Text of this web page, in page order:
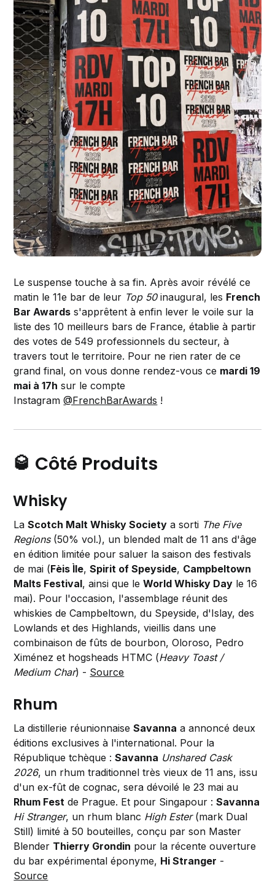
Le suspense touche à sa fin. Après avoir révélé ce
matin le 11e bar de leur Top 50inaugural, les French
Bar Awards s'apprêtent à enfin lever le voile sur la
liste des 10 meilleurs bars de France, établie à partir
des votes de 549 professionnels du secteur, à
travers tout le territoire. Pour ne rien rater de ce
grand final, on vous donne rendez-vous ce mardi 19
mai à 17h sur le compte
Instagram@FrenchBarAwards !
🥃 Côté Produits
Whisky
LaScotch Malt Whisky Society a sorti The Five
Regions(50% vol.), un blended malt de 11 ans d'âge
en édition limitée pour saluer la saison des festivals
de mai (Fèis Ìle,Spirit of Speyside, Campbeltown
Malts Festival, ainsi que leWorld Whisky Day le 16
mai). Pour l'occasion, l'assemblage réunit des
whiskies de Campbeltown, du Speyside, d'Islay, des
Lowlands et des Highlands, vieillis dans une
combinaison de fûts de bourbon, Oloroso, Pedro
Ximénez et hogsheads HTMC (Heavy Toast /
Medium Char) - Source
Rhum
La distillerie réunionnaiseSavanna a annoncé deux
éditions exclusives à l'international. Pour la
République tchèque :Savanna Unshared Cask
2026, un rhum traditionnel très vieux de 11 ans, issu
d'un ex-fût de cognac, sera dévoilé le 23 mai au
Rhum Fest de Prague. Et pour Singapour :Savanna
Hi Stranger, un rhum blanc High Ester(mark Dual
Still) limité à 50 bouteilles, conçu par son Master
Blender Thierry Grondin pour la récente ouverture
du bar expérimental éponyme, Hi Stranger -
Source